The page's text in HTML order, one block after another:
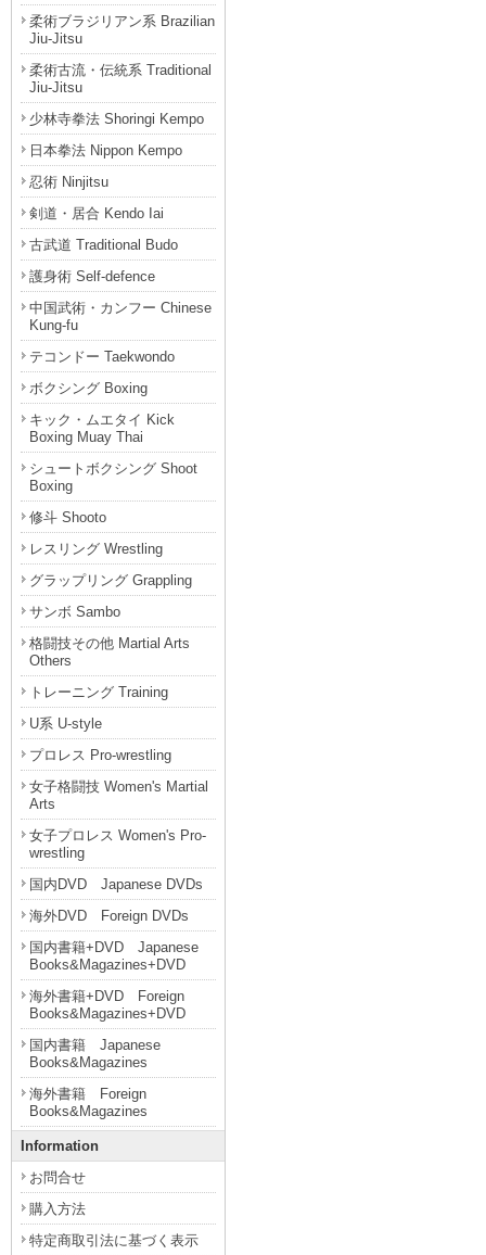
柔術ブラジリアン系 Brazilian
Jiu-Jitsu
柔術古流・伝統系 Traditional
Jiu-Jitsu
少林寺拳法 Shoringi Kempo
日本拳法 Nippon Kempo
忍術 Ninjitsu
剣道・居合 Kendo Iai
古武道 Traditional Budo
護身術 Self-defence
中国武術・カンフー Chinese
Kung-fu
テコンドー Taekwondo
ボクシング Boxing
キック・ムエタイ Kick
Boxing Muay Thai
シュートボクシング Shoot
Boxing
修斗 Shooto
レスリング Wrestling
グラップリング Grappling
サンボ Sambo
格闘技その他 Martial Arts
Others
トレーニング Training
U系 U-style
プロレス Pro-wrestling
女子格闘技 Women's Martial
Arts
女子プロレス Women's Pro-
wrestling
国内DVD Japanese DVDs
海外DVD Foreign DVDs
国内書籍+DVD Japanese
Books&Magazines+DVD
海外書籍+DVD Foreign
Books&Magazines+DVD
国内書籍 Japanese
Books&Magazines
海外書籍 Foreign
Books&Magazines
Information
お問合せ
購入方法
特定商取引法に基づく表示